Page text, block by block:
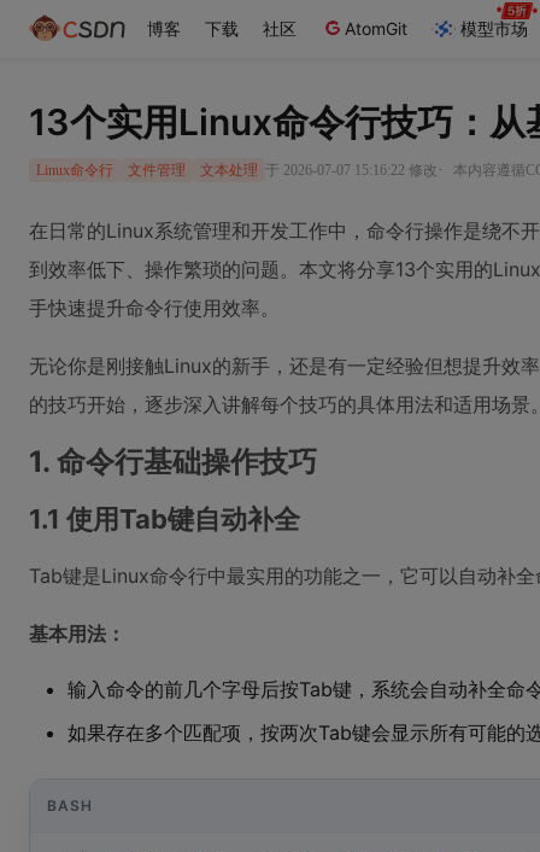
博客 下载 社区 AtomGit 模型市场
13个实用Linux命令行技巧：
Linux命令行 文件管理 文本处理 于 2026-07-07 15:16:22 修改 · 本内容遵循
在日常的Linux系统管理和开发工作中，命令行操作是绕不
到效率低下、操作繁琐的问题。本文将分享13个实用的
手快速提升命令行使用效率。
无论你是刚接触Linux的新手，还是有一定经验但想提升效
的技巧开始，逐步深入讲解每个技巧的具体用法和适用场景
1. 命令行基础操作技巧
1.1 使用Tab键自动补全
Tab键是Linux命令行中最实用的功能之一，它可以自动补
基本用法：
输入命令的前几个字母后按Tab键，系统会自动补全命
如果存在多个匹配项，按两次Tab键会显示所有可能的
BASH